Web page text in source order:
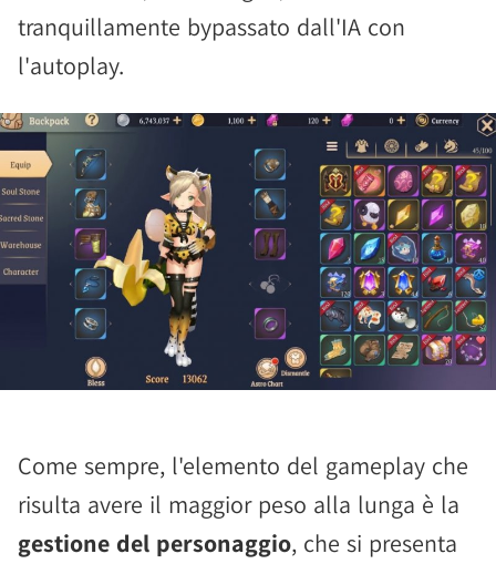
tranquillamente bypassato dall'IA con
l'autoplay.
Come sempre, l'elemento del gameplay che
risulta avere il maggior peso alla lunga è la
gestione del personaggio, che si presenta